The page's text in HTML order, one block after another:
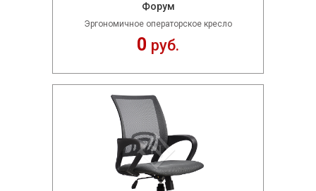
Форум
Эргономичное операторское кресло
0 руб.